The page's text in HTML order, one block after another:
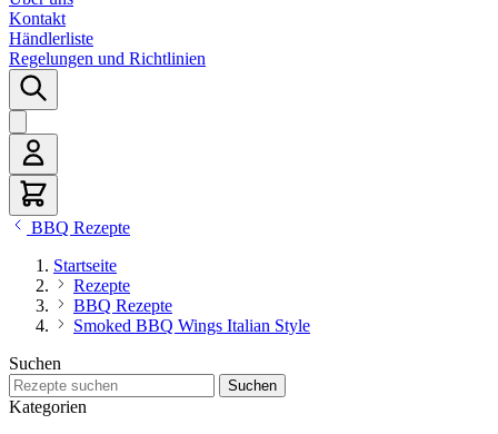
Kontakt
Händlerliste
Regelungen und Richtlinien
BBQ Rezepte
Startseite
Rezepte
BBQ Rezepte
Smoked BBQ Wings Italian Style
Suchen
Rezepte suchen
Suchen
Kategorien